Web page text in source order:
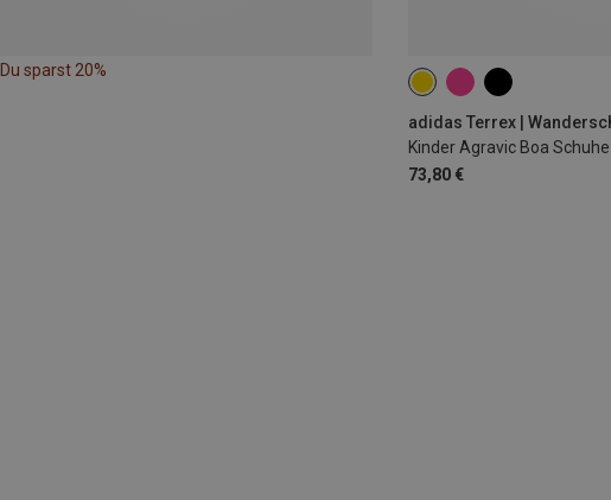
Du sparst 20%
Kinder Agravic Boa Schuhe
73,80 €